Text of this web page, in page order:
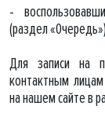
-
(раздел
Для записи на
контактным
на нашем сайте в